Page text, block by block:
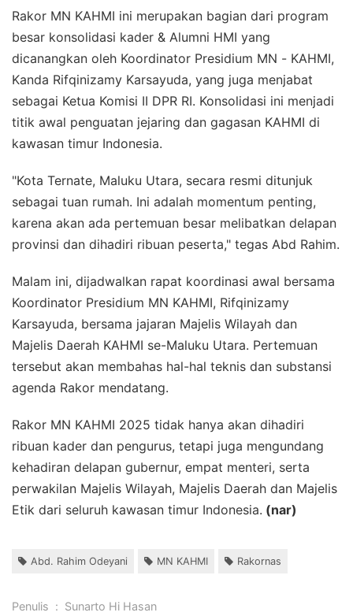
Rakor MN KAHMI ini merupakan bagian dari program
besar konsolidasi kader & Alumni HMI yang
dicanangkan oleh Koordinator Presidium MN - KAHMI,
Kanda Rifqinizamy Karsayuda, yang juga menjabat
sebagai Ketua Komisi II DPR RI. Konsolidasi ini menjadi
titik awal penguatan jejaring dan gagasan KAHMI di
kawasan timur Indonesia.
"Kota Ternate, Maluku Utara, secara resmi ditunjuk
sebagai tuan rumah. Ini adalah momentum penting,
karena akan ada pertemuan besar melibatkan delapan
provinsi dan dihadiri ribuan peserta," tegas Abd Rahim.
Malam ini, dijadwalkan rapat koordinasi awal bersama
Koordinator Presidium MN KAHMI, Rifqinizamy
Karsayuda, bersama jajaran Majelis Wilayah dan
Majelis Daerah KAHMI se-Maluku Utara. Pertemuan
tersebut akan membahas hal-hal teknis dan substansi
agenda Rakor mendatang.
Rakor MN KAHMI 2025 tidak hanya akan dihadiri
ribuan kader dan pengurus, tetapi juga mengundang
kehadiran delapan gubernur, empat menteri, serta
perwakilan Majelis Wilayah, Majelis Daerah dan Majelis
Etik dari seluruh kawasan timur Indonesia. (nar)
Abd. Rahim Odeyani MN KAHMI Rakornas
Penulis : Sunarto Hi Hasan